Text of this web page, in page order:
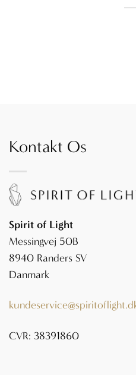
Kontakt Os
Spirit of Light
Messingvej 50B
8940 Randers SV
Danmark
CVR: 38391860